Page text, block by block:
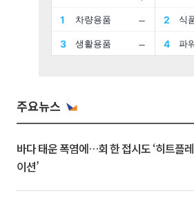
주요뉴스
바다 태운 폭염에…회 한 접시도 ‘히트플레
이션’